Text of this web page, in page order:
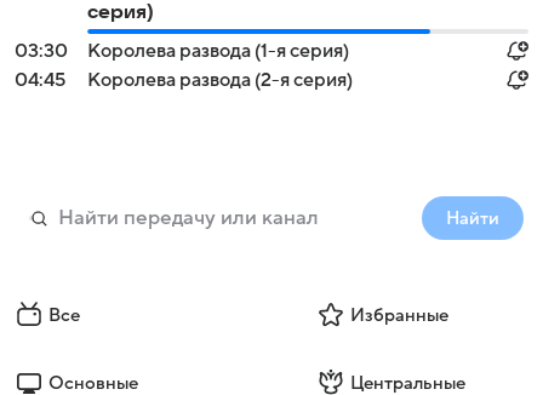
серия)
03:30
Королева развода (1-я серия)
04:45
Королева развода (2-я серия)
Найти
Все Избранные
Основные Центральные